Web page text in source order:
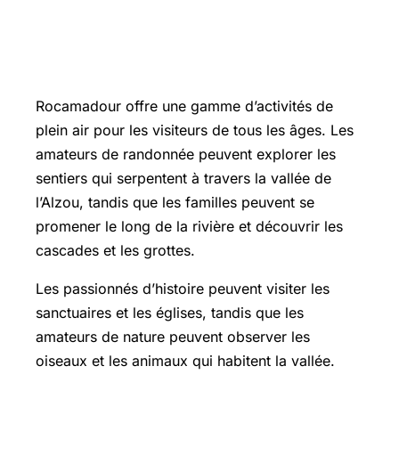
Rocamadour offre une gamme d’activités de
plein air pour les visiteurs de tous les âges. Les
amateurs de randonnée peuvent explorer les
sentiers qui serpentent à travers la vallée de
l’Alzou, tandis que les familles peuvent se
promener le long de la rivière et découvrir les
cascades et les grottes.
Les passionnés d’histoire peuvent visiter les
sanctuaires et les églises, tandis que les
amateurs de nature peuvent observer les
oiseaux et les animaux qui habitent la vallée.